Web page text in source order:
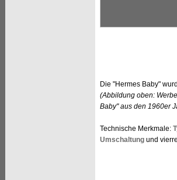
Die "Hermes Baby"
(Abbildung oben:
Baby" aus den 1960er
Technische Merkmale:
Umschaltung und